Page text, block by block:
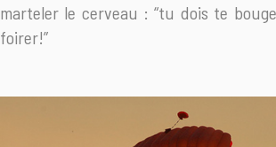
marteler le cerveau : “tu dois te
foirer!”